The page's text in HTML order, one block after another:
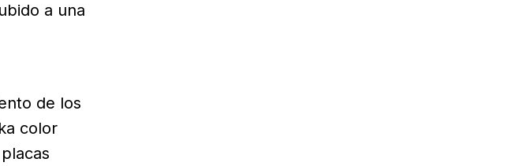
a una
de los
color